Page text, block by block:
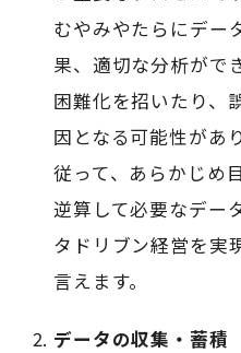
むやみやたらにデー
果、適切な分析がで
困難化を招いたり、
因となる可能性があ
従って、あらかじめ
逆算して必要なデー
タドリブン経営を実
言えます。
データの収集・蓄積